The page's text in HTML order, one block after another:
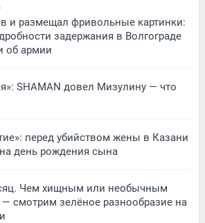
и размещал фривольные картинки:
задержания в Волгограде
об армии
SHAMAN довел Мизулину — что
перед убийством жены в Казани
на день рождения сына
Чем хищным или необычным
— смотрим зелёное разнообразие на